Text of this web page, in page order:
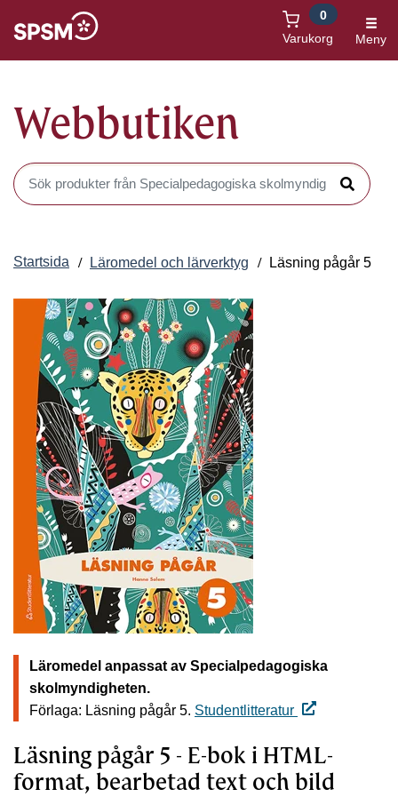
Varukorg
0
Meny
Webbutiken
Sök produkter i Webbutiken
Sök
Startsida Läromedel och lärverktyg Läsning pågår 5
Läromedel anpassat av Specialpedagogiska
skolmyndigheten.
Förlaga: Läsning pågår 5. Studentlitteratur
Läsning pågår 5 - E-bok i HTML-
format, bearbetad text och bild